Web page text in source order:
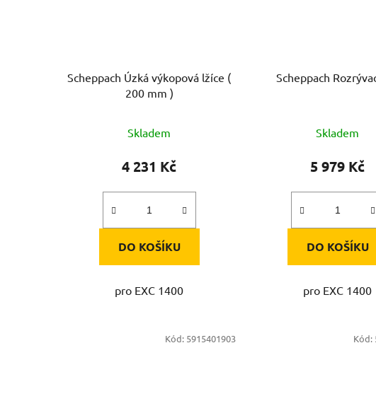
Scheppach Úzká výkopová lžíce (
200 mm )
Skladem
4 231 Kč
DO KOŠÍKU
pro EXC 1400
Scheppach
Skladem
5 979 Kč
DO KOŠÍKU
pro EXC 1400
Kód: 5915401903 Kód: